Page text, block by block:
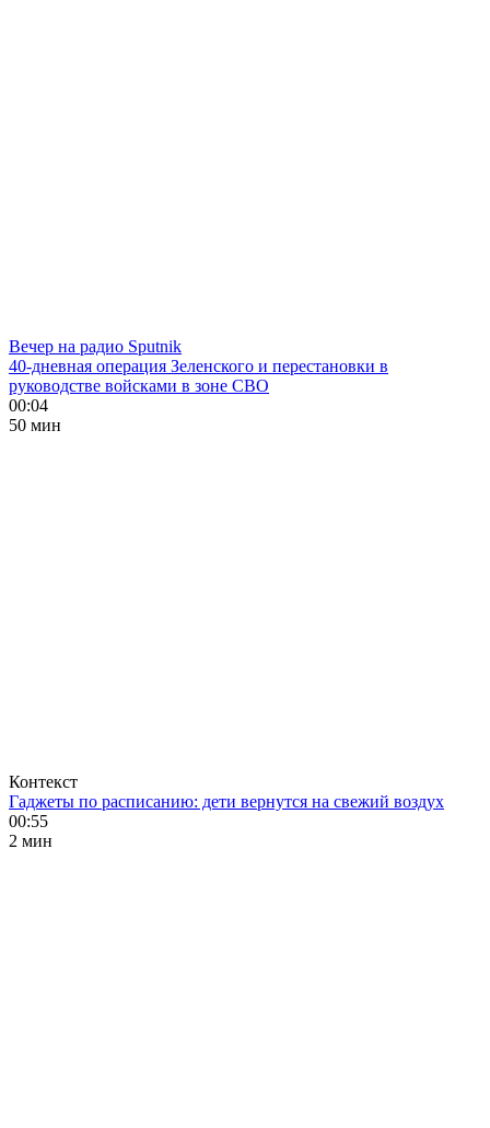
Вечер на радио Sputnik
40-дневная операция Зеленского и перестановки в
руководстве войсками в зоне СВО
00:04
50 мин
Контекст
Гаджеты по расписанию: дети вернутся на свежий воздух
00:55
2 мин